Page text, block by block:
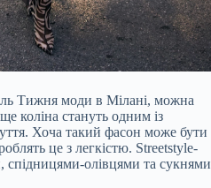
Тижня моди в Мілані, можна
коліна стануть одним із
Хоча такий фасон може бути
це з легкістю. Streetstyle-
спідницями-олівцями та сукнями